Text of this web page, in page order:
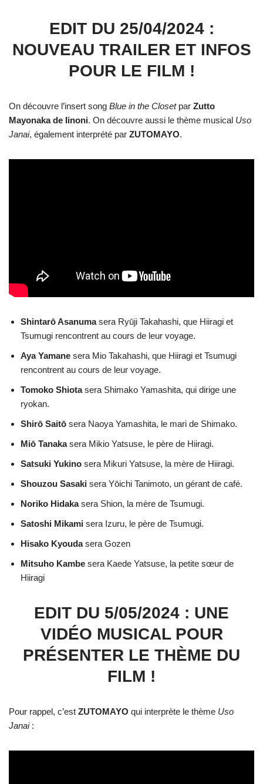
EDIT DU 25/04/2024 :
NOUVEAU TRAILER ET INFOS
POUR LE FILM !
On découvre l’insert song Blue in the Closetpar Zutto
Mayonaka de Iinoni. On découvre aussi le thème musical Uso
Janai, également interprété par ZUTOMAYO.
Shintarō Asanumasera Ryūji Takahashi, que Hiiragi et
Tsumugi rencontrent au cours de leur voyage.
Aya Yamane sera Mio Takahashi, que Hiiragi et Tsumugi
rencontrent au cours de leur voyage.
Tomoko Shiotasera Shimako Yamashita, qui dirige une
ryokan.
Shirō Saitō sera Naoya Yamashita, le mari de Shimako.
Miō Tanakasera Mikio Yatsuse, le père de Hiiragi.
Satsuki Yukino sera Mikuri Yatsuse, la mère de Hiiragi.
Shouzou Sasaki sera Yōichi Tanimoto, un gérant de café.
Noriko Hidakasera Shion, la mère de Tsumugi.
Satoshi Mikami sera Izuru, le père de Tsumugi.
Hisako Kyoudasera Gozen
Mitsuho Kambe sera Kaede Yatsuse, la petite sœur de
Hiiragi
EDIT DU 5/05/2024 : UNE
VIDÉO MUSICAL POUR
PRÉSENTER LE THÈME DU
FILM !
Pour rappel, c’est ZUTOMAYO qui interprète le thème Uso
Janai: